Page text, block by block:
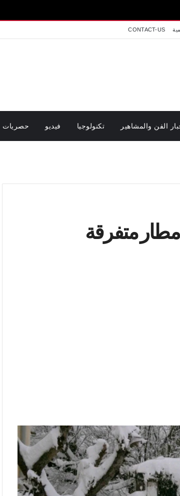
CONTACT-US
الفن والمشاهير تكنولوجيا فيديو حصريات
متفرقة